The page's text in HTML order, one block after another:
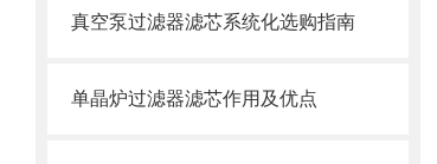
真空泵过滤器滤芯系统化选购指南
单晶炉过滤器滤芯作用及优点